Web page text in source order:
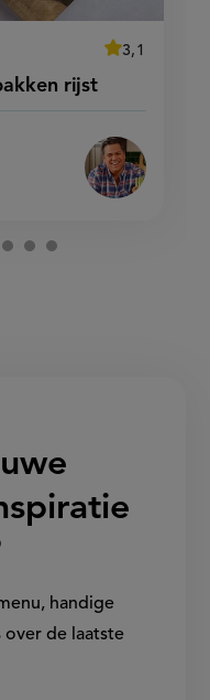
rijst
average
3,1
Beoordeel
met
rijst'
handige
over de laatste